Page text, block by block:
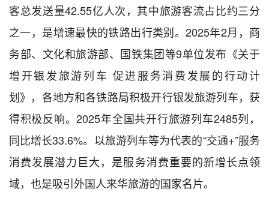
客总发送量42.55亿人次，其中旅游客流占比约三分
之一，是增速最快的铁路出行类别。2025年2月，商
务部、文化和旅游部、国铁集团等9单位发布《关于
增开银发旅游列车 促进服务消费发展的行动计
划》，各地方和各铁路局积极开行银发旅游列车，获
得积极反响。2025年全国共开行旅游列车2485列，
同比增长33.6%。以旅游列车等为代表的“交通+”服务
消费发展潜力巨大，是服务消费重要的新增长点领
域，也是吸引外国人来华旅游的国家名片。